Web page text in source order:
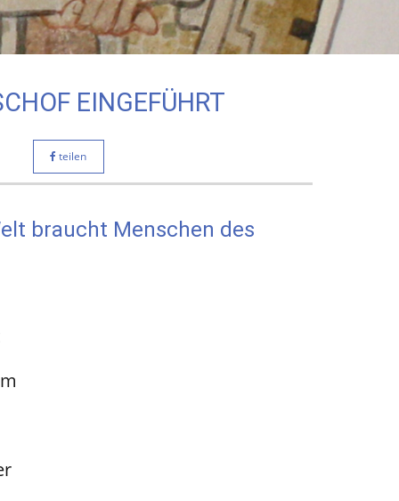
EINGEFÜHRT
teilen
braucht Menschen des